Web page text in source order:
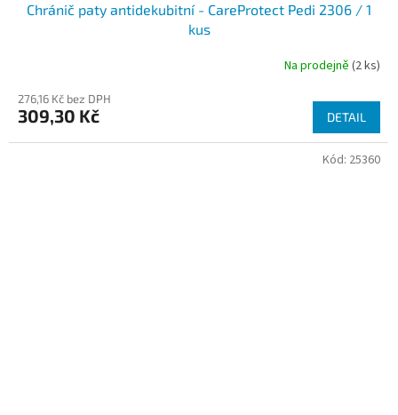
Chránič paty antidekubitní - CareProtect Pedi 2306 / 1
kus
Na prodejně (2 ks)
276,16 Kč bez DPH
309,30 Kč DETAIL
Kód: 25360